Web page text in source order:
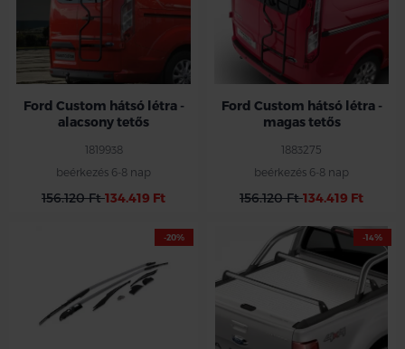
Ford Custom hátsó létra -
alacsony tetős
1819938
beérkezés 6-8 nap
156.120 Ft134.419 Ft
Ford Custom hátsó létra -
magas tetős
1883275
beérkezés 6-8 nap
156.120 Ft134.419 Ft
-20% -14%